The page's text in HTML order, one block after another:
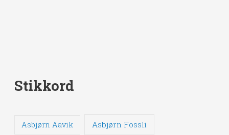
Stikkord
Asbjørn Aavik Asbjørn Fossli